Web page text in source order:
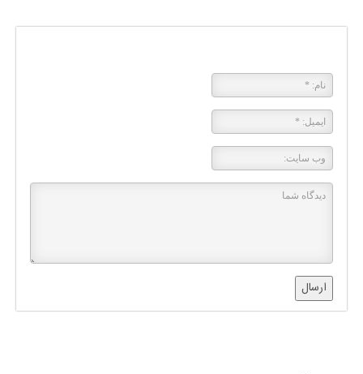
ارسال